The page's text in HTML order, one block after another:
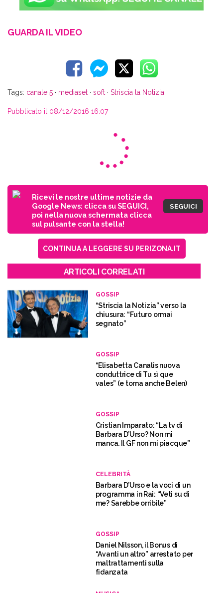
GUARDA IL VIDEO
Tags: canale 5 · mediaset · soft · Striscia la Notizia
Pubblicato il 08/12/2016 16:07
Ricevi le nostre ultime notizie da
Google News: clicca su SEGUICI,
poi nella nuova schermata clicca
sul pulsante con la stella!
SEGUICI
CONTINUA A LEGGERE SU PERIZONA.IT
ARTICOLI CORRELATI
GOSSIP
“Striscia la Notizia” verso la
chiusura: “Futuro ormai
segnato”
GOSSIP
“Elisabetta Canalis nuova
conduttrice di Tu sì que
vales” (e torna anche Belen)
GOSSIP
Cristian Imparato: “La tv di
Barbara D’Urso? Non mi
manca. Il GF non mi piacque”
CELEBRITÀ
Barbara D’Urso e la voci di un
programma in Rai: “Veti su di
me? Sarebbe orribile”
GOSSIP
Daniel Nilsson, il Bonus di
“Avanti un altro” arrestato per
maltrattamenti sulla
fidanzata